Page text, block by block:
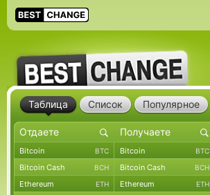
Таблица Список Популярное
Bitcoin BTC Bitcoin BTC
Bitcoin Cash BCH Bitcoin Cash BCH
Ethereum ETH Ethereum ETH